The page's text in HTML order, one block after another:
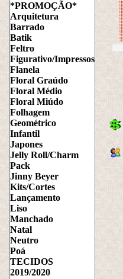
*PROMOÇÃO*
Arquitetura
Barrado
Batik
Feltro
Figurativo/Impressos
Flanela
Floral Graúdo
Floral Médio
Floral Miúdo
Folhagem
Geométrico
Infantil
Japones
Jelly Roll/Charm
Pack
Jinny Beyer
Kits/Cortes
Lançamento
Liso
Manchado
Natal
Neutro
Poá
TECIDOS
2019/2020